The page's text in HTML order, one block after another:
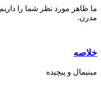
ما ظاهر مورد نظر شما را
مدرن.
خلاصه
مینیمال و پیچیده